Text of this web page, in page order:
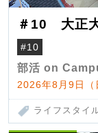
＃10 大正
#10
部活 on
2026年8月9日
ライフスタイ